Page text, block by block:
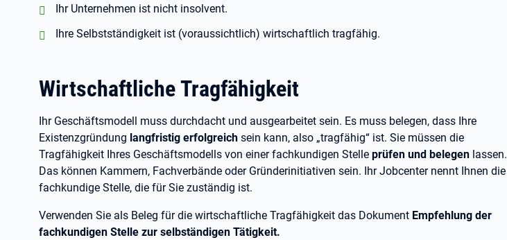
positiv:
Ihr Unternehmen ist nicht insolvent.
positiv:
Ihre Selbstständigkeit ist (voraussichtlich) wirtschaftlich tragfähig.
Wirtschaftliche Tragfähigkeit
Ihr Geschäftsmodell muss durchdacht und ausgearbeitet sein. Es muss belegen, dass Ihre
Existenzgründung langfristig erfolgreich sein kann, also „tragfähig“ ist. Sie müssen die
Tragfähigkeit Ihres Geschäftsmodells von einer fachkundigen Stelle prüfen und belegen lassen.
Das können Kammern, Fachverbände oder Gründerinitiativen sein. Ihr Jobcenter nennt Ihnen die
fachkundige Stelle, die für Sie zuständig ist.
Verwenden Sie als Beleg für die wirtschaftliche Tragfähigkeit das Dokument Empfehlung der
fachkundigen Stelle zur selbständigen Tätigkeit.